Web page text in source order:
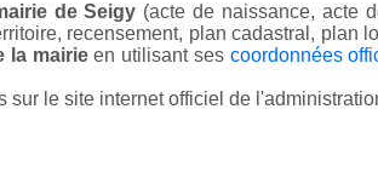
de Seigy (acte de naissance, acte
recensement, plan cadastral, plan
la mairieen utilisant ses coordonnées
le site internet officiel de